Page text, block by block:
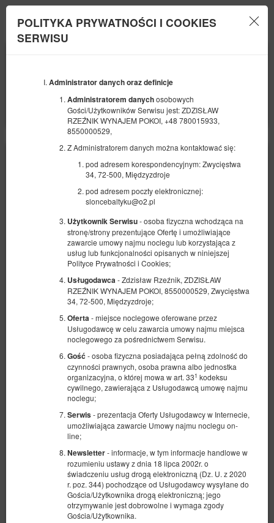
POLITYKA PRYWATNOŚCI I COOKIES
SERWISU
Administrator danych oraz definicje
Administratorem danychosobowych
Gości/Użytkowników Serwisu jest: ZDZISŁAW
RZEŹNIK WYNAJEM POKOI, +48 780015933,
8550000529,
Z Administratorem danych można kontaktować się:
pod adresem korespondencyjnym: Zwycięstwa
34, 72-500, Międzyzdroje
pod adresem poczty elektronicznej:
sloncebaltyku@o2.pl
Użytkownik Serwisu- osoba fizyczna wchodząca na
stronę/strony prezentujące Ofertę i umożliwiające
zawarcie umowy najmu noclegu lub korzystająca z
usług lub funkcjonalności opisanych w niniejszej
Polityce Prywatności i Cookies;
Usługodawca - Zdzisław Rzeźnik, ZDZISŁAW
RZEŹNIK WYNAJEM POKOI, 8550000529, Zwycięstwa
34, 72-500, Międzyzdroje;
Oferta - miejsce noclegowe oferowane przez
Usługodawcę w celu zawarcia umowy najmu miejsca
noclegowego za pośrednictwem Serwisu.
Gość - osoba fizyczna posiadająca pełną zdolność do
czynności prawnych, osoba prawna albo jednostka
organizacyjna, o której mowa w art. 331 kodeksu
cywilnego, zawierająca z Usługodawcą umowę najmu
noclegu;
Serwis - prezentacja Oferty Usługodawcy w Internecie,
umożliwiająca zawarcie Umowy najmu noclegu on-
line;
Newsletter- informacje, w tym informacje handlowe w
rozumieniu ustawy z dnia 18 lipca 2002r. o
świadczeniu usług drogą elektroniczną (Dz. U. z 2020
r. poz. 344) pochodzące od Usługodawcy wysyłane do
Gościa/Użytkownika drogą elektroniczną; jego
otrzymywanie jest dobrowolne i wymaga zgody
Gościa/Użytkownika.
IdoBooking
FILTRY
Dwuosobowy pokój z łazienką i balkonem
Dostępna liczba: 1
pow. 11,00 m2
1 sypialnia
581,09 zł
Udostępnij Szczegóły Dostępność
Pokaż oferty